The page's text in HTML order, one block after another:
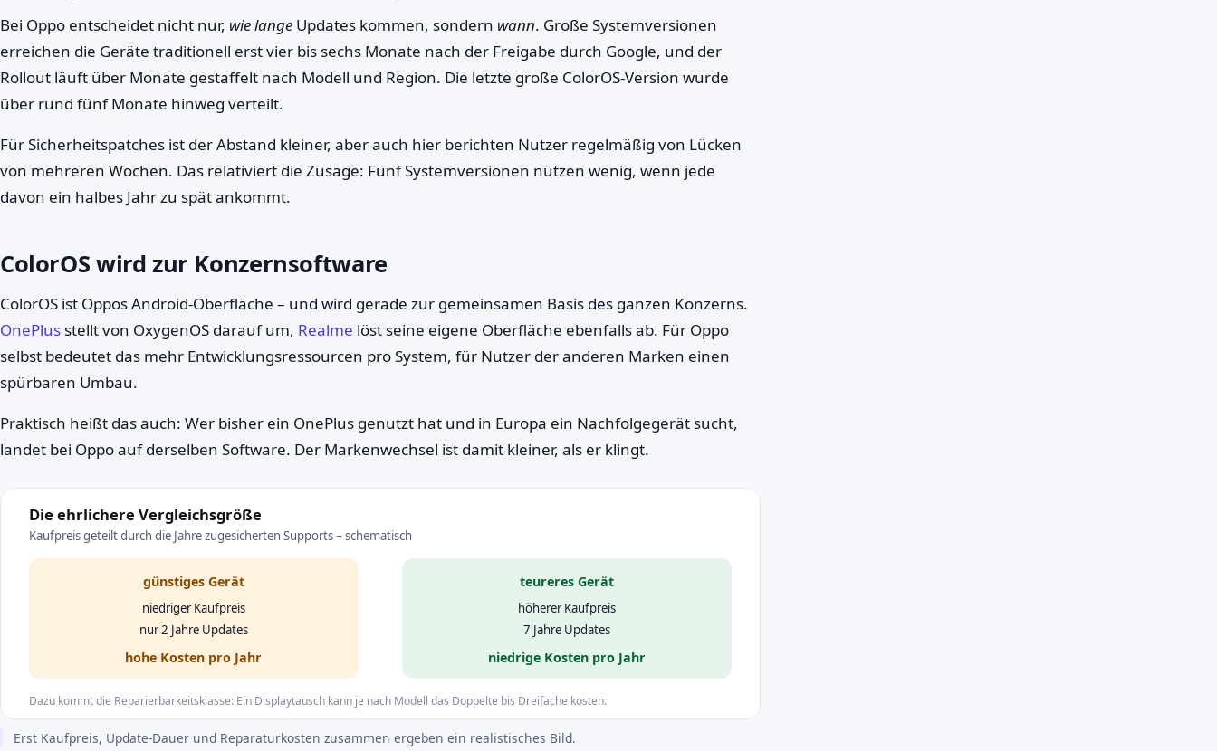
Bei Oppo entscheidet nicht nur, wie lange Updates kommen, sondern wann. Große Systemversionen
erreichen die Geräte traditionell erst vier bis sechs Monate nach der Freigabe durch Google, und der
Rollout läuft über Monate gestaffelt nach Modell und Region. Die letzte große ColorOS-Version wurde
über rund fünf Monate hinweg verteilt.
Für Sicherheitspatches ist der Abstand kleiner, aber auch hier berichten Nutzer regelmäßig von Lücken
von mehreren Wochen. Das relativiert die Zusage: Fünf Systemversionen nützen wenig, wenn jede
davon ein halbes Jahr zu spät ankommt.
ColorOS wird zur Konzernsoftware
ColorOS ist Oppos Android-Oberfläche – und wird gerade zur gemeinsamen Basis des ganzen Konzerns.
OnePlus stellt von OxygenOS darauf um, Realme löst seine eigene Oberfläche ebenfalls ab. Für Oppo
selbst bedeutet das mehr Entwicklungsressourcen pro System, für Nutzer der anderen Marken einen
spürbaren Umbau.
Praktisch heißt das auch: Wer bisher ein OnePlus genutzt hat und in Europa ein Nachfolgegerät sucht,
landet bei Oppo auf derselben Software. Der Markenwechsel ist damit kleiner, als er klingt.
Die ehrlichere Vergleichsgröße
Kaufpreis geteilt durch die Jahre zugesicherten Supports – schematisch
günstiges Gerät
niedriger Kaufpreis
nur 2 Jahre Updates
hohe Kosten pro Jahr
teureres Gerät
höherer Kaufpreis
7 Jahre Updates
niedrige Kosten pro Jahr
Dazu kommt die Reparierbarkeitsklasse: Ein Displaytausch kann je nach Modell das Doppelte bis Dreifache kosten.
Erst Kaufpreis, Update-Dauer und Reparaturkosten zusammen ergeben ein realistisches Bild.